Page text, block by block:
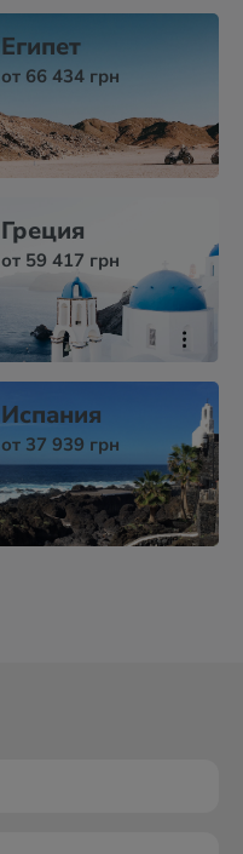
Египет
от 66 434 грн
Греция
от 59 417 грн
Испания
от 37 939 грн